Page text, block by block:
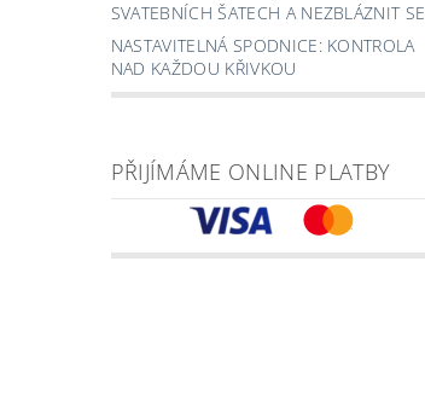
SVATEBNÍCH ŠATECH A NEZBLÁZNIT SE
NASTAVITELNÁ SPODNICE: KONTROLA
NAD KAŽDOU KŘIVKOU
PŘIJÍMÁME ONLINE PLATBY